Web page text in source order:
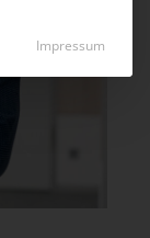
Impressum